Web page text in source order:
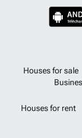
Houses for sale
Houses for rent